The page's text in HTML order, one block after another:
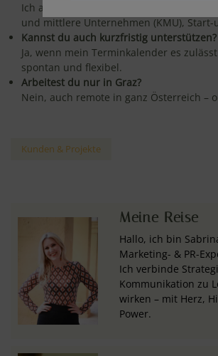
Ich arbeite für Ein-Personen-
und mittlere Unternehmen (KMU), Start-
Kannst du auch kurzfristig unterstützen?
Ja, wenn mein Terminkalender es
spontan und flexibel.
Arbeitest du nur in Graz?
Nein, auch remote in ganz Österreich –
Kunden & Projekte
Meine Reise
Hallo, ich bin
Marketing- & PR-
Ich verbinde
Kommunikation zu
wirken – mit Herz,
Power.